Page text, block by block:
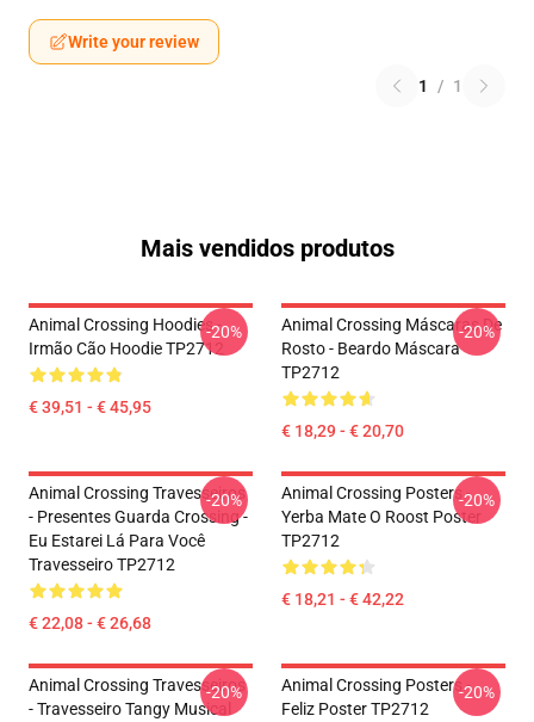
Write your review
1 / 1
Mais vendidos produtos
Animal Crossing Hoodies -
Irmão Cão Hoodie TP2712
€ 39,51 - € 45,95
-20%
Animal Crossing Máscaras De
Rosto - Beardo Máscara
TP2712
€ 18,29 - € 20,70
-20%
Animal Crossing Travesseiros
- Presentes Guarda Crossing -
Eu Estarei Lá Para Você
Travesseiro TP2712
€ 22,08 - € 26,68
-20%
Animal Crossing Posters -
Yerba Mate O Roost Poster
TP2712
€ 18,21 - € 42,22
-20%
Animal Crossing Travesseiros
- Travesseiro Tangy Musical
-20%
Animal Crossing Posters -
Feliz Poster TP2712
-20%